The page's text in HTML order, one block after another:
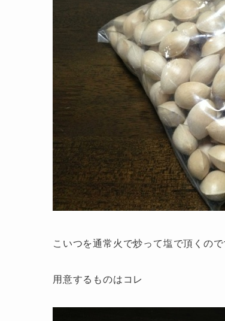
こいつを通常火で炒って塩で頂くの
用意するものはコレ